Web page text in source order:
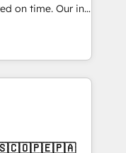
to set up a
time. Our in-
handles all
different CRMs
✨ CS: Clients
new visitors for a